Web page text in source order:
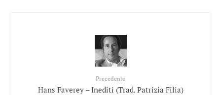
Precedente
Hans Faverey – Inediti (Trad. Patrizia Filia)